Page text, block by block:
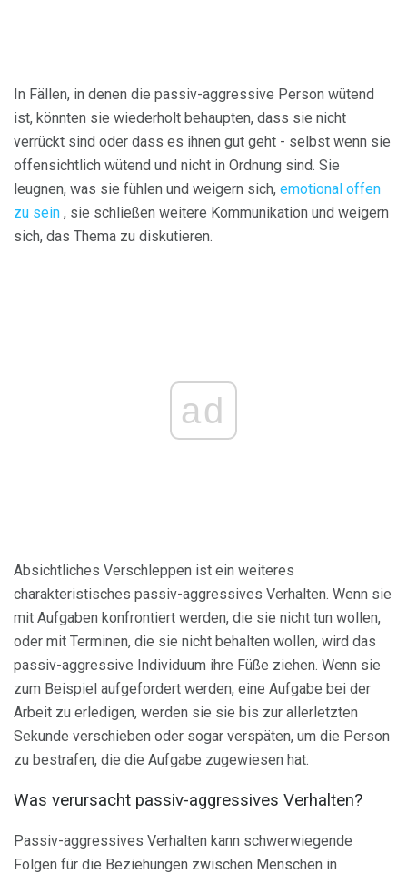
In Fällen, in denen die passiv-aggressive Person wütend
ist, könnten sie wiederholt behaupten, dass sie nicht
verrückt sind oder dass es ihnen gut geht - selbst wenn sie
offensichtlich wütend und nicht in Ordnung sind. Sie
leugnen, was sie fühlen und weigern sich, emotional offen
zu sein , sie schließen weitere Kommunikation und weigern
sich, das Thema zu diskutieren.
ad
Absichtliches Verschleppen ist ein weiteres
charakteristisches passiv-aggressives Verhalten. Wenn sie
mit Aufgaben konfrontiert werden, die sie nicht tun wollen,
oder mit Terminen, die sie nicht behalten wollen, wird das
passiv-aggressive Individuum ihre Füße ziehen. Wenn sie
zum Beispiel aufgefordert werden, eine Aufgabe bei der
Arbeit zu erledigen, werden sie sie bis zur allerletzten
Sekunde verschieben oder sogar verspäten, um die Person
zu bestrafen, die die Aufgabe zugewiesen hat.
Was verursacht passiv-aggressives Verhalten?
Passiv-aggressives Verhalten kann schwerwiegende
Folgen für die Beziehungen zwischen Menschen in